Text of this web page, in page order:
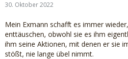
30. Oktober 2022
Mein Exmann schafft es immer
enttäuschen, obwohl sie es ihm
ihm seine Aktionen, mit denen er sie
stößt, nie lange übel nimmt.